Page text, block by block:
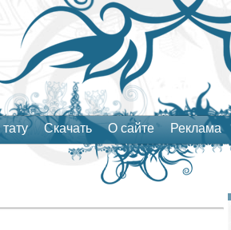
Скачать О сайте Реклама